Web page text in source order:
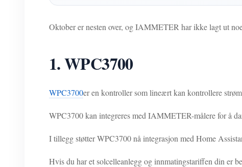
Oktober er nesten over, og IAMMETER har ikke lagt ut
1. WPC3700
WPC3700er en kontroller som lineært kan kontrollere
WPC3700 kan integreres med IAMMETER-målere for å
I tillegg støtter WPC3700 nå integrasjon med Home
Hvis du har et solcelleanlegg og innmatingstariffen din er